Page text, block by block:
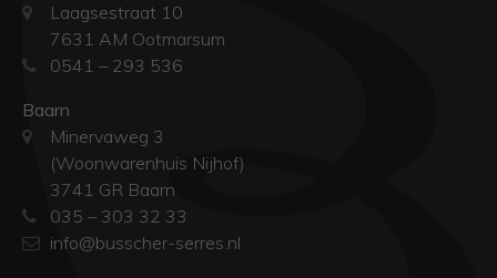
Laagsestraat 10
7631 AM Ootmarsum
0541 – 293 536
Baarn
Minervaweg 3
(Woonwarenhuis Nijhof)
3741 GR Baarn
035 – 303 32 33
info@busscher-serres.nl